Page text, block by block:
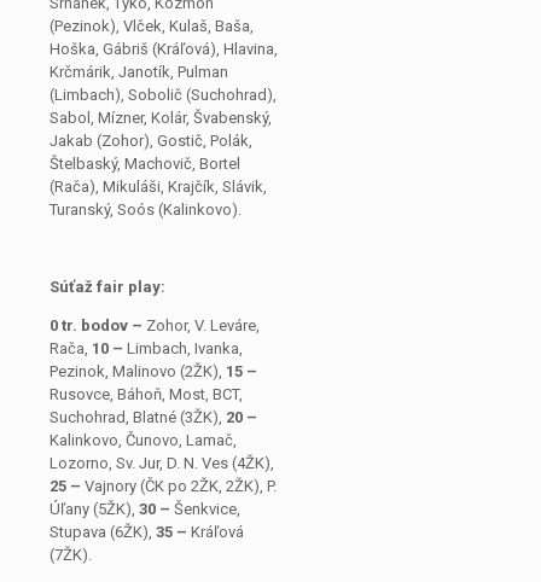
(Pezinok), Vlček, Kulaš, Baša,
Hoška, Gábriš (Kráľová), Hlavina,
Krčmárik, Janotík, Pulman
(Limbach), Sobolič (Suchohrad),
Sabol, Mízner, Kolár, Švabenský,
Jakab (Zohor), Gostič, Polák,
Štelbaský, Machovič, Bortel
(Rača), Mikuláši, Krajčík, Slávik,
Turanský, Soós (Kalinkovo).
Súťaž fair play:
0 tr. bodov – Zohor, V. Leváre,
Rača, 10 – Limbach, Ivanka,
Pezinok, Malinovo (2ŽK), 15 –
Rusovce, Báhoň, Most, BCT,
Suchohrad, Blatné (3ŽK), 20 –
Kalinkovo, Čunovo, Lamač,
Lozorno, Sv. Jur, D. N. Ves (4ŽK),
25 – Vajnory (ČK po 2ŽK, 2ŽK), P.
Úľany (5ŽK), 30 – Šenkvice,
Stupava (6ŽK), 35 – Kráľová
(7ŽK).